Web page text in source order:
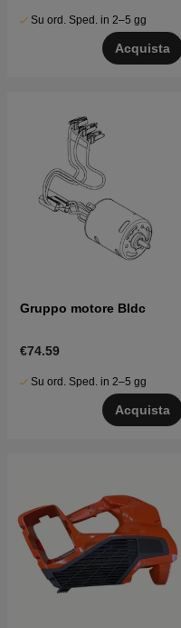
Su ord. Sped. in 2–5 gg
Acquista
Gruppo motore Bldc
€74.59
Su ord. Sped. in 2–5 gg
Acquista